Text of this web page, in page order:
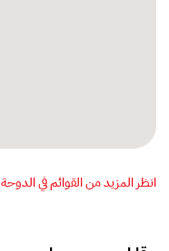
انظر المزيد من القوائم في الدوحة